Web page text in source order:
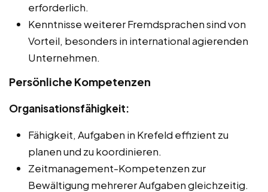
erforderlich.
Kenntnisse weiterer Fremdsprachen sind von
Vorteil, besonders in international agierenden
Unternehmen.
Persönliche Kompetenzen
Organisationsfähigkeit:
Fähigkeit, Aufgaben in Krefeld effizient zu
planen und zu koordinieren.
Zeitmanagement-Kompetenzen zur
Bewältigung mehrerer Aufgaben gleichzeitig.